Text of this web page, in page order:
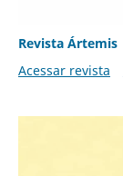
Revista Ártemis
Acessar revista